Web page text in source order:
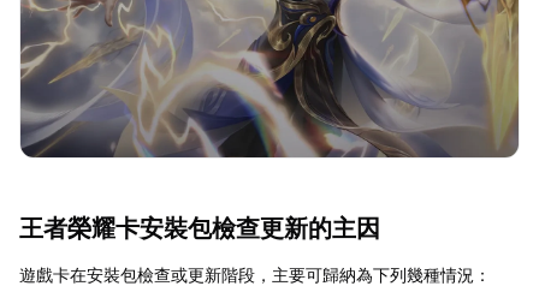
王者榮耀卡安裝包檢查更新的主因
遊戲卡在安裝包檢查或更新階段，主要可歸納為下列幾種情況：